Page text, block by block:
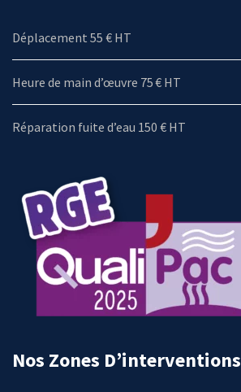
Déplacement 55 € HT
Heure de main d’œuvre 75 € HT
Réparation fuite d’eau 150 € HT
Nos Zones D’interventions